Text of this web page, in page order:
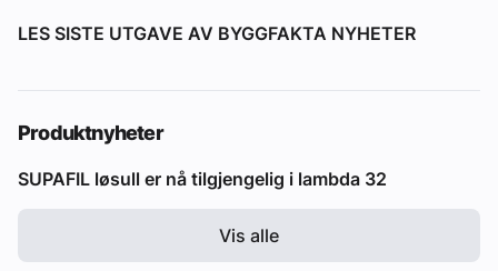
LES SISTE UTGAVE AV BYGGFAKTA NYHETER
Produktnyheter
SUPAFIL løsull er nå tilgjengelig i lambda 32
Vis alle